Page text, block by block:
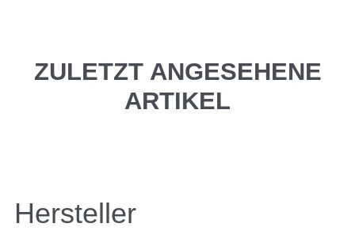
ZULETZT ANGESEHENE
ARTIKEL
Hersteller